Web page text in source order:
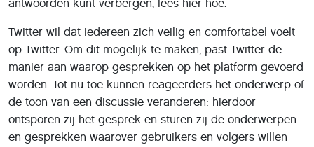
antwoorden kunt verbergen, lees hier hoe.
Twitter wil dat iedereen zich veilig en comfortabel voelt
op Twitter. Om dit mogelijk te maken, past Twitter de
manier aan waarop gesprekken op het platform gevoerd
worden. Tot nu toe kunnen reageerders het onderwerp of
de toon van een discussie veranderen: hierdoor
ontsporen zij het gesprek en sturen zij de onderwerpen
en gesprekken waarover gebruikers en volgers willen